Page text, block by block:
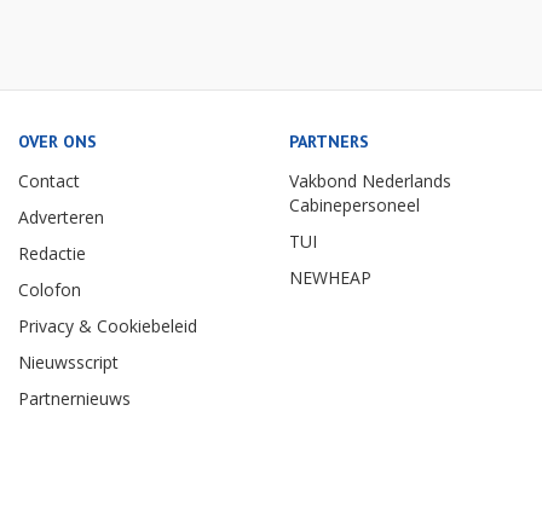
OVER ONS
Contact
Adverteren
Redactie
Colofon
Privacy & Cookiebeleid
Nieuwsscript
Partnernieuws
PARTNERS
Vakbond Nederlands
Cabinepersoneel
TUI
NEWHEAP